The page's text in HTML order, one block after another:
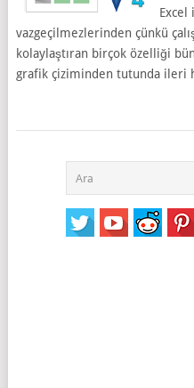
Excel
vazgeçilmezlerinden çünkü
kolaylaştıran birçok özelliği
grafik çiziminden tutunda ileri